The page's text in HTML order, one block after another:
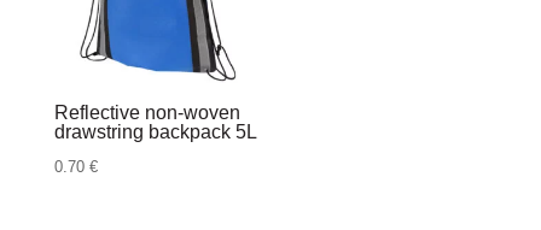
Reflective non-woven
drawstring backpack 5L
0.70 €